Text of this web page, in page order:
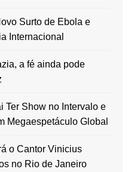
Surto de Ebola e
Internacional
a fé ainda pode
Ter Show no Intervalo e
Megaespetáculo Global
o Cantor Vinicius
no Rio de Janeiro